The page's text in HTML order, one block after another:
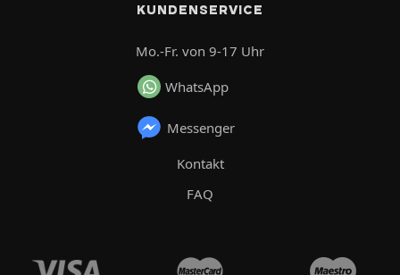
KUNDENSERVICE
Mo.-Fr. von 9-17 Uhr
WhatsApp
Messenger
Kontakt
FAQ